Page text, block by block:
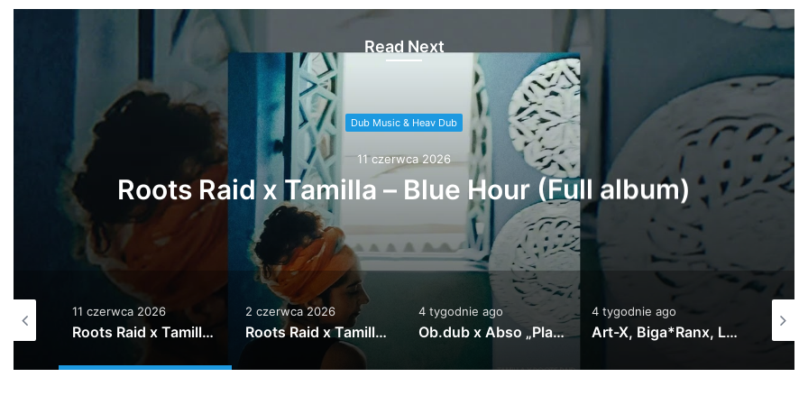
Read Next
Dub Music & Heav Dub
2 czerwca 2026
Roots Raid x Tamilla „2:34” out now
2 czerwca 2026
Roots Raid x Tamilla „2:34” out now
4 tygodnie ago
Ob.dub x Abso „Player 1” out now !
4 tygodnie ago
Art-X, Biga*Ranx, Luiza, Pulche Le Douce „Elle & Moi” out now !
4 tygodnie ago
Ob.dub x Abso – Player 1